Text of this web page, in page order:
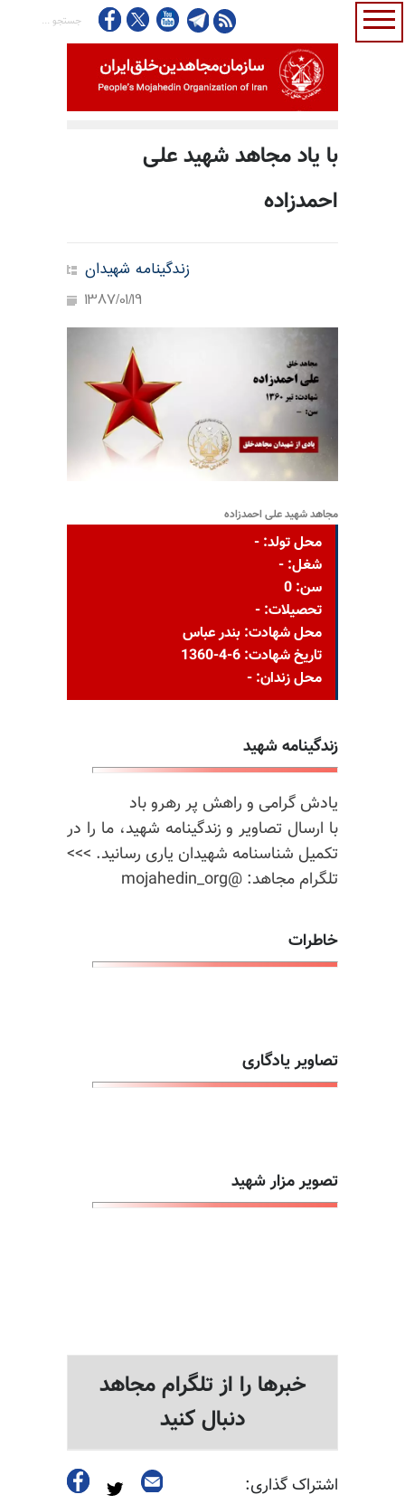
با یاد مجاهد شهید علی
احمدزاده
زندگینامه شهیدان
1387/01/19
مجاهد شهید علی احمدزاده
محل تولد: -
شغل: -
سن: 0
تحصیلات: -
محل شهادت: بندر عباس
تاریخ شهادت: 6-4-1360
محل زندان: -
زندگینامه شهید
یادش گرامی و راهش پر رهرو باد
با ارسال تصاویر و زندگینامه شهید، ما را در
تکمیل شناسنامه شهیدان یاری رسانید. >>>
تلگرام مجاهد: @mojahedin_org
خاطرات
تصاویر یادگاری
تصویر مزار شهید
خبرها را از تلگرام مجاهد
دنبال کنید
اشتراک گذاری: